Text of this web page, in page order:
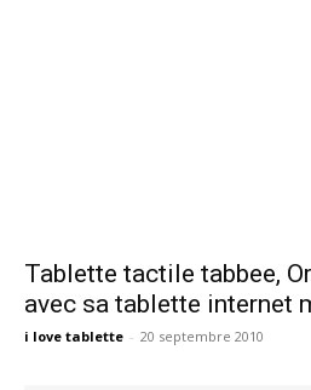
Tablette tactile tabbee,
avec sa tablette internet
i love tablette - 20 septembre 2010